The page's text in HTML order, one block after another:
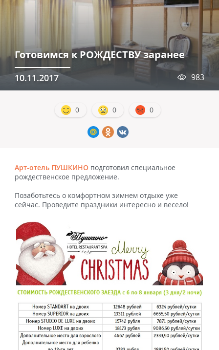
Готовимся к РОЖДЕСТВУ заранее
10.11.2017 983
0 0 0
Арт-отель ПУШКИНО подготовил специальное
рождественское предложение.
Позаботьтесь о комфортном зимнем отдыхе уже
сейчас. Проведите праздники интересно и весело!